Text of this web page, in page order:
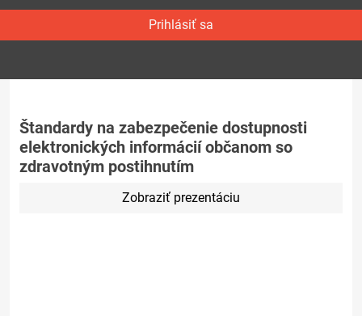
Prihlásiť sa
Štandardy na zabezpečenie dostupnosti
elektronických informácií občanom so
zdravotným postihnutím
Zobraziť prezentáciu